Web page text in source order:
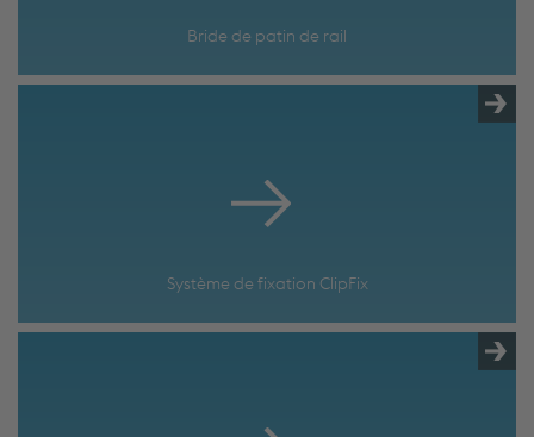
Bride de patin de rail
Système de fixation ClipFix